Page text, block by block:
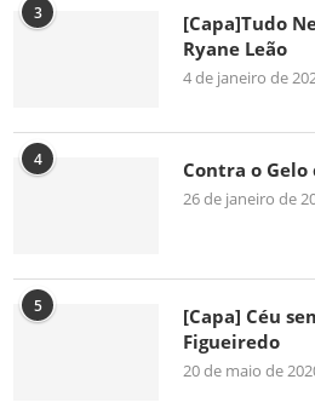
3
[Capa]Tudo
Ryane Leão
4 de janeiro de
4 Contra o Gelo
26 de janeiro de
5
[Capa] Céu
Figueiredo
20 de maio de